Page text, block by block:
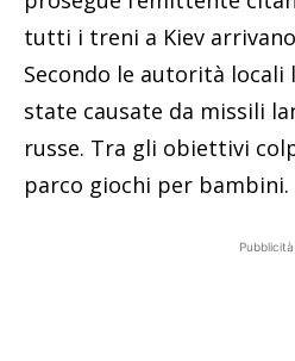
tutti i treni a Kiev
Secondo le autorità locali
state causate da missili
russe. Tra gli obiettivi
parco giochi per bambini.
Pubblicità